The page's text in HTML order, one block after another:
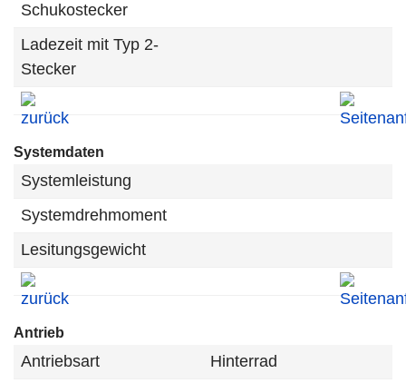
Schukostecker
Ladezeit mit Typ 2-
Stecker
Systemdaten
Systemleistung
Systemdrehmoment
Lesitungsgewicht
Antrieb
Antriebsart
Hinterrad